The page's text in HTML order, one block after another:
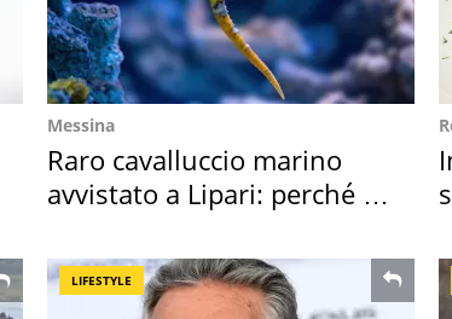
Messina
Raro cavalluccio marino
avvistato a Lipari: perché è
LIFESTYLE